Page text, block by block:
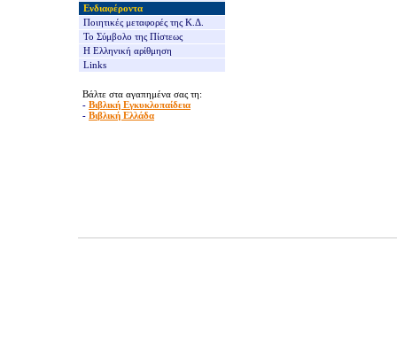
Ενδιαφέροντα
Ποιητικές μεταφορές της Κ.Δ.
Το Σύμβολο της Πίστεως
Η Ελληνική αρίθμηση
Links
Βάλτε στα αγαπημένα σας τη:
- Βιβλική Εγκυκλοπαίδεια
- Βιβλική Ελλάδα